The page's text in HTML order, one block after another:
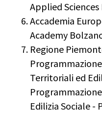
Applied Sciences
Accademia
Academy
Regione
Territoriali ed
Edilizia Sociale -